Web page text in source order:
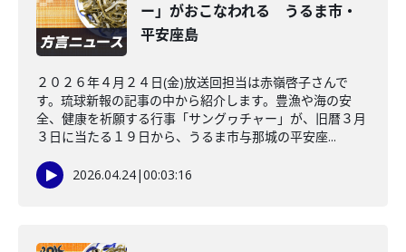
ー」がおこなわれる うるま市・
平安座島
２０２６年４月２４日(金)放送回担当は赤嶺啓子さんで
す。琉球新報の記事の中から紹介します。豊漁や海の安
全、健康を祈願する行事「サングヮチャー」が、旧暦３月
３日に当たる１９日から、うるま市与那城の平安座...
2026.04.24|00:03:16